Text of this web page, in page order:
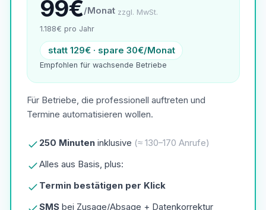
99€/Monat zzgl. MwSt.
1.188€ pro Jahr
statt 129€ · spare 30€/Monat
Empfohlen für wachsende Betriebe
Für Betriebe, die professionell auftreten und
Termine automatisieren wollen.
250 Minuteninklusive (≈ 130–170 Anrufe)
Alles aus Basis, plus:
Termin bestätigen per Klick
SMSbei Zusage/Absage + Datenkorrektur